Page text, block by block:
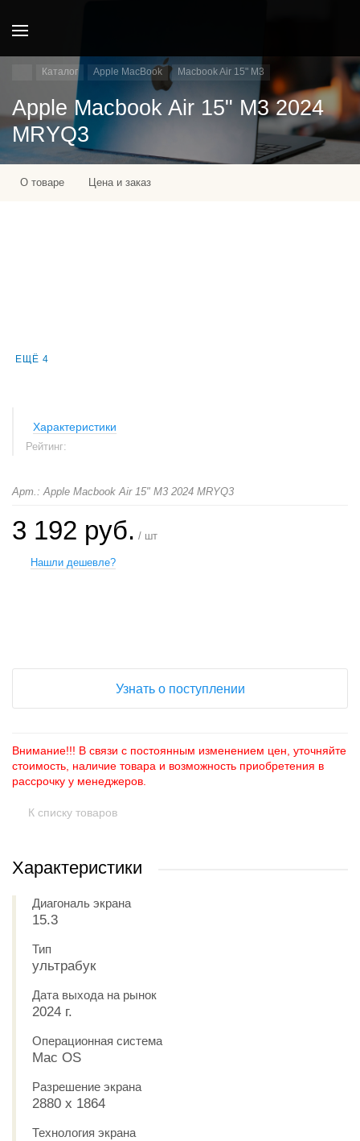
Каталог Apple MacBook Macbook Air 15" M3
Apple Macbook Air 15" M3 2024
MRYQ3
О товаре Цена и заказ
ЕЩЁ 4
Характеристики
Рейтинг:
Арт.: Apple Macbook Air 15" M3 2024 MRYQ3
3 192 руб. / шт
Нашли дешевле?
Узнать о поступлении
Внимание!!! В связи с постоянным изменением цен, уточняйте
стоимость, наличие товара и возможность приобретения в
рассрочку у менеджеров.
К списку товаров
Характеристики
Диагональ экрана
15.3
Тип
ультрабук
Дата выхода на рынок
2024 г.
Операционная система
Mac OS
Разрешение экрана
2880 x 1864
Технология экрана